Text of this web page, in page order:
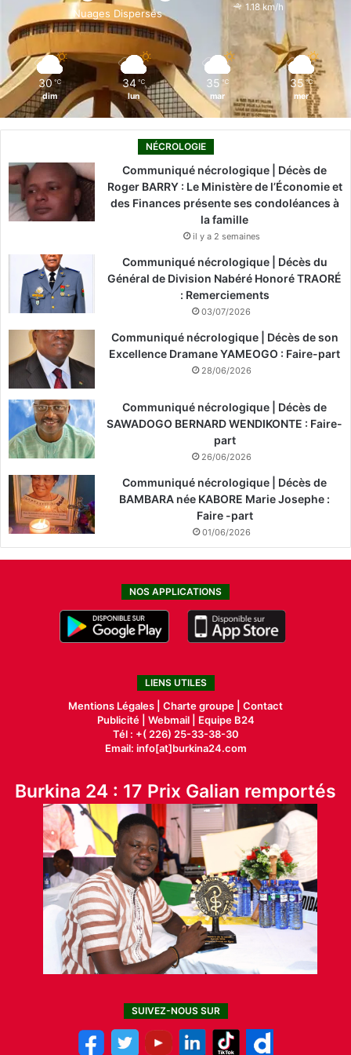
k
n
Nuages Dispersés
1.18 km/h
30 ℃
dim
34 ℃
lun
35 ℃
mar
35 ℃
mer
NÉCROLOGIE
Communiqué nécrologique | Décès de
Roger BARRY : Le Ministère de l’Économie et
des Finances présente ses condoléances à
la famille
il y a 2 semaines
Communiqué nécrologique | Décès du
Général de Division Nabéré Honoré TRAORÉ
: Remerciements
03/07/2026
Communiqué nécrologique | Décès de son
Excellence Dramane YAMEOGO : Faire-part
28/06/2026
Communiqué nécrologique | Décès de
SAWADOGO BERNARD WENDIKONTE : Faire-
part
26/06/2026
Communiqué nécrologique | Décès de
BAMBARA née KABORE Marie Josephe :
Faire -part
01/06/2026
NOS APPLICATIONS
LIENS UTILES
Mentions Légales | Charte groupe | Contact
Publicité| Webmail |
Equipe B24
Tél : +( 226) 25-33-38-30
Email: info[at]burkina24.com
Burkina 24 : 17 Prix Galian remportés
SUIVEZ-NOUS SUR